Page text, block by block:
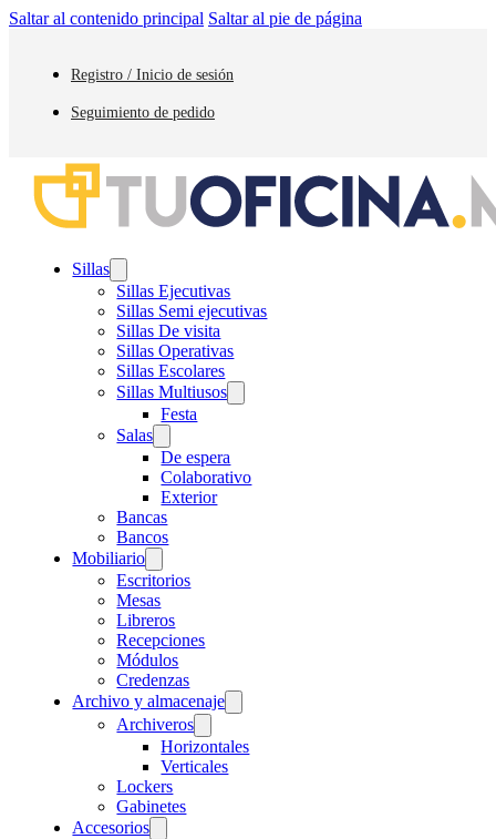
Saltar al contenido principal Saltar al pie de página
Registro / Inicio de sesión
Seguimiento de pedido
Sillas
Sillas Ejecutivas
Sillas Semi ejecutivas
Sillas De visita
Sillas Operativas
Sillas Escolares
Sillas Multiusos
Festa
Salas
De espera
Colaborativo
Exterior
Bancas
Bancos
Mobiliario
Escritorios
Mesas
Libreros
Recepciones
Módulos
Credenzas
Archivo y almacenaje
Archiveros
Horizontales
Verticales
Lockers
Gabinetes
Accesorios